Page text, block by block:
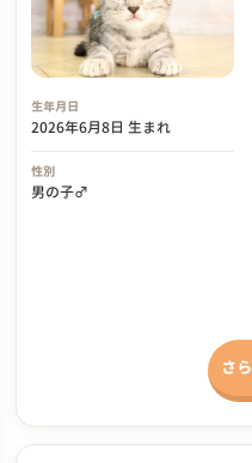
生年月日
2026年6月8日 生まれ
性別
男の子♂
さ